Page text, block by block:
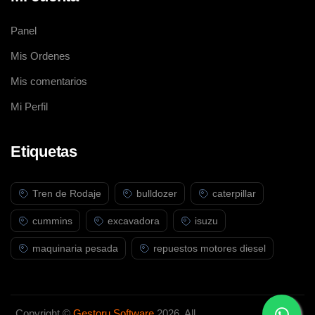
Panel
Mis Ordenes
Mis comentarios
Mi Perfil
Etiquetas
Tren de Rodaje bulldozer caterpillar
cummins excavadora isuzu
maquinaria pesada repuestos motores diesel